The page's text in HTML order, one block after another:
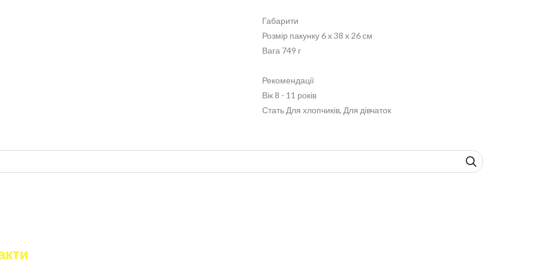
Габарити
Розмір пакунку 6 x 38 x 26 см
Вага 749 г
Рекомендації
Вік 8 - 11 років
Стать Для хлопчиків, Для дівчаток